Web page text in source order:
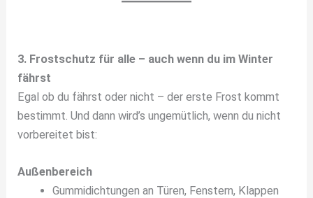
3. Frostschutz für alle – auch wenn du im Winter
fährst
Egal ob du fährst oder nicht – der erste Frost kommt
bestimmt. Und dann wird’s ungemütlich, wenn du nicht
vorbereitet bist:
Außenbereich
Gummidichtungen an Türen, Fenstern, Klappen